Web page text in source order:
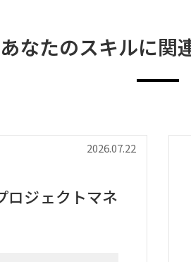
あなたのスキルに関
2026.07.22
ロジェクトマネ